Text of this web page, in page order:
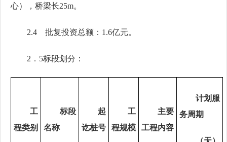
心），桥梁长25m。
2.4 批复投资总额： 1.6亿元。
2． 5标段划分 ：
工
程类别
标段
名称
起
讫桩号
工
程规模
主要
工程内容
计划服
务周期